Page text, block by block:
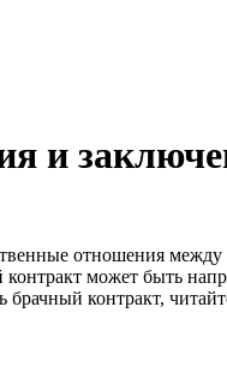
и
отношения между
может быть
контракт,